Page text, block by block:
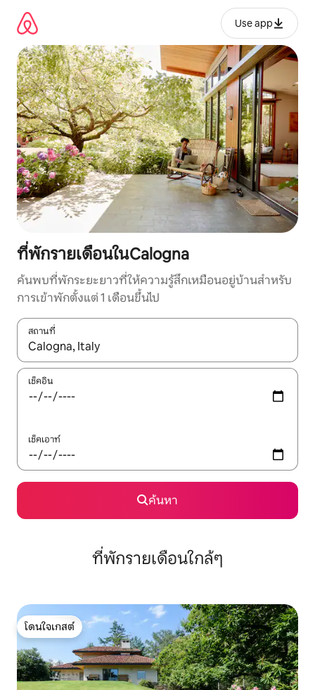
เนื้อหา
Use app
ที่พักรายเดือนในCalogna
ค้นพบที่พักระยะยาวที่ให้ความรู้สึกเหมือนอยู่บ้านสำหรับ
การเข้าพักตั้งแต่ 1 เดือนขึ้นไป
สถานที่
ใช้ลูกศรขึ้นลง หรือใช้การสัมผัสหรือปัด เพื่อสำรวจผลการค้นหา
เช็คอิน
เช็คเอาท์
ค้นหา
ที่พักรายเดือนใกล้ๆ
โดนใจเกสต์
โดนใจเกสต์